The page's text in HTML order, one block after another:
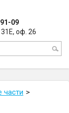
09
оф. 26
части